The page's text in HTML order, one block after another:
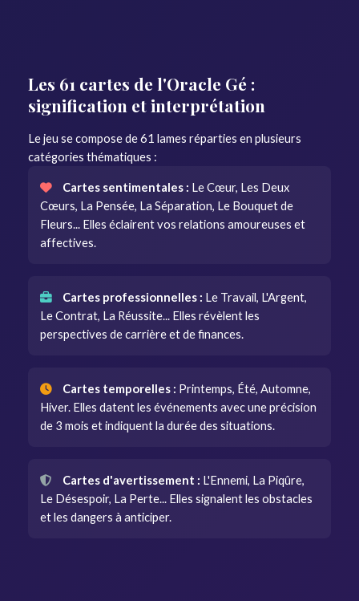
Les 61 cartes de l'Oracle Gé :
signification et interprétation
Le jeu se compose de 61 lames réparties en plusieurs
catégories thématiques :
Cartes sentimentales : Le Cœur, Les Deux
Cœurs, La Pensée, La Séparation, Le Bouquet de
Fleurs... Elles éclairent vos relations amoureuses et
affectives.
Cartes professionnelles : Le Travail, L'Argent,
Le Contrat, La Réussite... Elles révèlent les
perspectives de carrière et de finances.
Cartes temporelles : Printemps, Été, Automne,
Hiver. Elles datent les événements avec une précision
de 3 mois et indiquent la durée des situations.
Cartes d'avertissement : L'Ennemi, La Piqûre,
Le Désespoir, La Perte... Elles signalent les obstacles
et les dangers à anticiper.